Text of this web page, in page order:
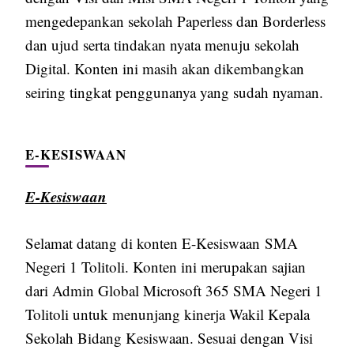
mengedepankan sekolah Paperless dan Borderless
dan ujud serta tindakan nyata menuju sekolah
Digital. Konten ini masih akan dikembangkan
seiring tingkat penggunanya yang sudah nyaman.
E-KESISWAAN
E-Kesiswaan
Selamat datang di konten E-Kesiswaan SMA
Negeri 1 Tolitoli. Konten ini merupakan sajian
dari Admin Global Microsoft 365 SMA Negeri 1
Tolitoli untuk menunjang kinerja Wakil Kepala
Sekolah Bidang Kesiswaan. Sesuai dengan Visi